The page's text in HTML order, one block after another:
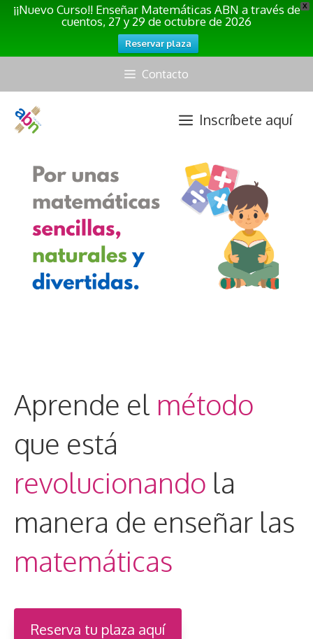
X
¡¡Nuevo Curso!! Enseñar Matemáticas ABN a través de
cuentos, 27 y 29 de octubre de 2026
Reservar plaza
contenido
Contacto
Inscríbete aquí
Aprende el método
que está
revolucionando la
manera de enseñar las
matemáticas
Reserva tu plaza aquí